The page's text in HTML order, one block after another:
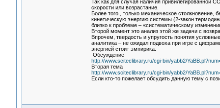
Так как для случая наличия привилегированной
скорости или возрастание.
Более того., только механическое
кинетическую энергию системы (2-закон
близко к проблеме – «систематическому
Второй момент это анализ этой же задачи с
Впрочем, твердость и упругость понятия
аналитика – не ожидал подвоха при игре с
энергией стоит эмпирика.
Обсуждение
http://www.sciteclibrary.ru/cgi-bin/yabb2/
Вторая тема
http://www.sciteclibrary.ru/cgi-bin/yabb2/
Если кто-то пожелает обсудить данную тему с